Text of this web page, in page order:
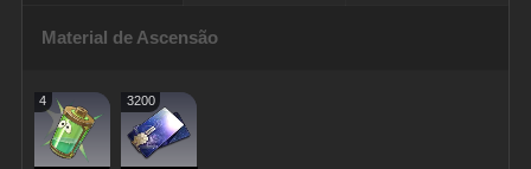
Material de Ascensão
4 3200